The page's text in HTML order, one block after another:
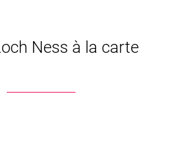
Ness à la carte